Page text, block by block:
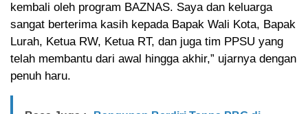
kembali oleh program BAZNAS. Saya dan keluarga
sangat berterima kasih kepada Bapak Wali Kota, Bapak
Lurah, Ketua RW, Ketua RT, dan juga tim PPSU yang
telah membantu dari awal hingga akhir,” ujarnya dengan
penuh haru.